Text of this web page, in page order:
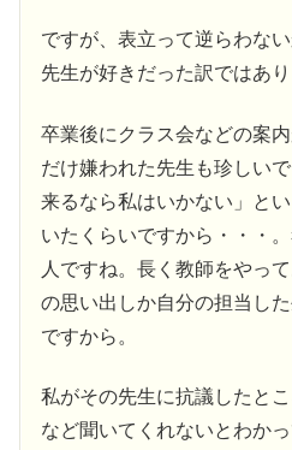
ですが、表立って逆らわな
先生が好きだった訳ではあり
卒業後にクラス会などの案
だけ嫌われた先生も珍しい
来るなら私はいかない」と
いたくらいですから・・・
人ですね。長く教師をやっ
の思い出しか自分の担当し
ですから。
私がその先生に抗議したと
など聞いてくれないとわか